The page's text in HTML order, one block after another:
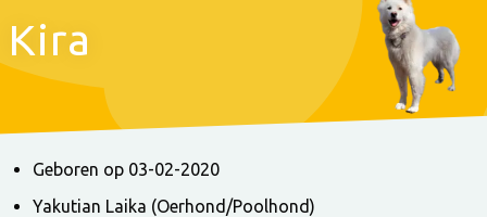
Kira
Geboren op 03-02-2020
Yakutian Laika (Oerhond/Poolhond)